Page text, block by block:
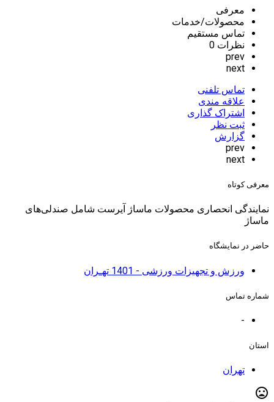
معرفی
محصولات/خدمات
تماس مستقیم
نظرات 0
prev
next
تماس تلفنی
علاقه مندی
اشتراک گذاری
ثبت نظر
گزارش
prev
next
معرفی کوتاه
نمایندگی انحصاری محصولات ماساژ آیرست شامل صندلی‌های
ماساژ
حاضر در نمایشگاه
ورزش و تجهیزات ورزشی - 1401 تهـران
شماره تماس
-
استان
تهران
mood_bad